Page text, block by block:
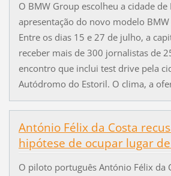
O BMW Group escolheu a cidade de
apresentação do novo modelo BMW
Entre os dias 15 e 27 de julho, a
receber mais de 300 jornalistas de
encontro que inclui test drive pela
Autódromo do Estoril. O clima, a
António Félix da Costa
hipótese de ocupar lugar
O piloto português António Félix da